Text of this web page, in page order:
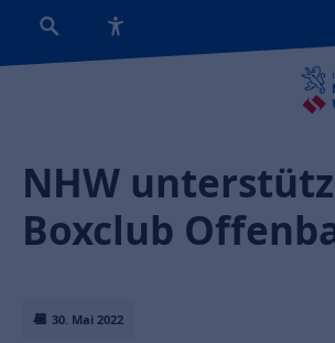
30. Mai 2022
NHW
Boxclub